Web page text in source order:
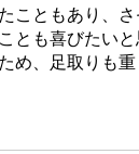
こともあり、
も喜びたいと
め、足取りも